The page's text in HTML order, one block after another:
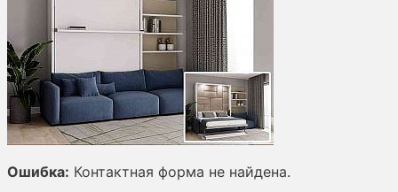
Ошибка: Контактная форма не найдена.